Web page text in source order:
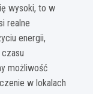
wysoki, to w
realne
energii,
możliwość
w lokalach